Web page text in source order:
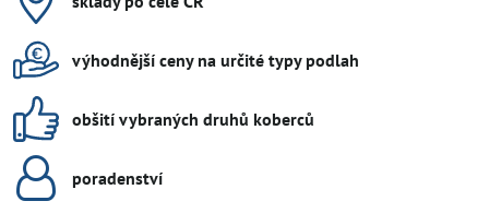
výhodnější ceny na určité typy podlah
obšití vybraných druhů koberců
poradenství